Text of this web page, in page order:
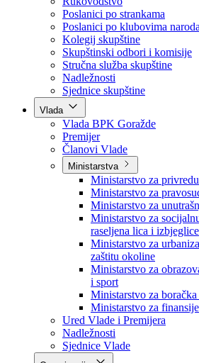
Skupština
Skupština BPK Goražde
Rukovodstvo
Poslanici po strankama
Poslanici po klubovima naroda
Kolegij skupštine
Skupštinski odbori i komisije
Stručna služba skupštine
Nadležnosti
Sjednice skupštine
Vlada
Vlada BPK Goražde
Premijer
Članovi Vlade
Ministarstva
Ministarstvo za privredu
Ministarstvo za
Ministarstvo za
Ministarstvo za
raseljena lica i izbjeglice
Ministarstvo za
zaštitu okoline
Ministarstvo za
i sport
Ministarstvo za boračka
Ministarstvo za finansije
Ured Vlade i Premijera